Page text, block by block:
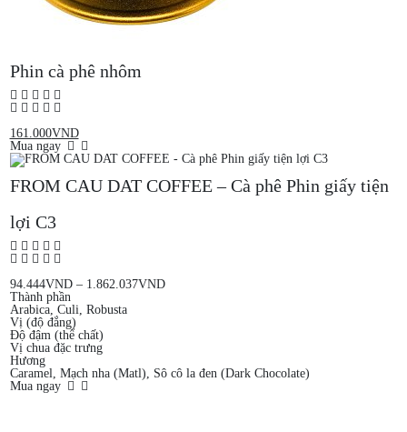
Phin cà phê nhôm
161.000VND
Mua ngay
FROM CAU DAT COFFEE – Cà phê Phin giấy tiện
lợi C3
94.444VND– 1.862.037VND
Thành phần
Arabica, Culi, Robusta
Vị (độ đắng)
Độ đậm (thể chất)
Vị chua đặc trưng
Hương
Caramel, Mạch nha (Matl), Sô cô la đen (Dark Chocolate)
Mua ngay